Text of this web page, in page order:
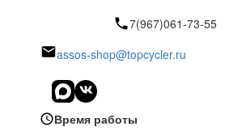
7(967)061-73-55
assos-shop@topcycler.ru
Время работы